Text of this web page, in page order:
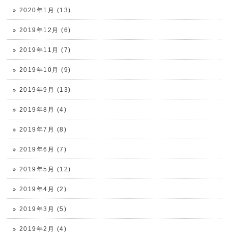
2020年1月 (13)
2019年12月 (6)
2019年11月 (7)
2019年10月 (9)
2019年9月 (13)
2019年8月 (4)
2019年7月 (8)
2019年6月 (7)
2019年5月 (12)
2019年4月 (2)
2019年3月 (5)
2019年2月 (4)